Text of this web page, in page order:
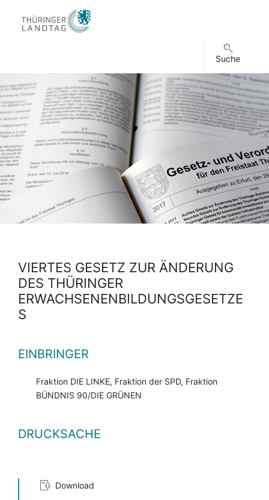
Suche
VIERTES GESETZ ZUR ÄNDERUNG
DES THÜRINGER
ERWACHSENENBILDUNGSGESETZE
S
EINBRINGER
Fraktion DIE LINKE, Fraktion der SPD, Fraktion
BÜNDNIS 90/DIE GRÜNEN
DRUCKSACHE
Download